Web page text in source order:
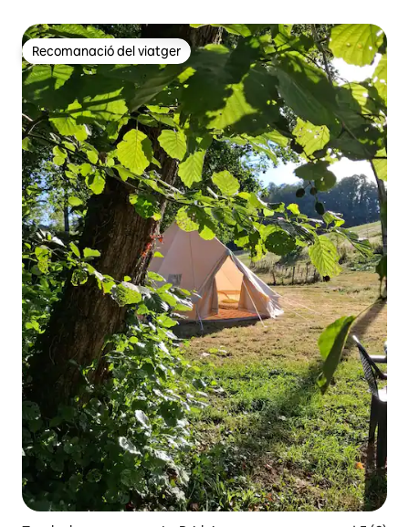
Recomanació del viatger
Recomanació del viatger